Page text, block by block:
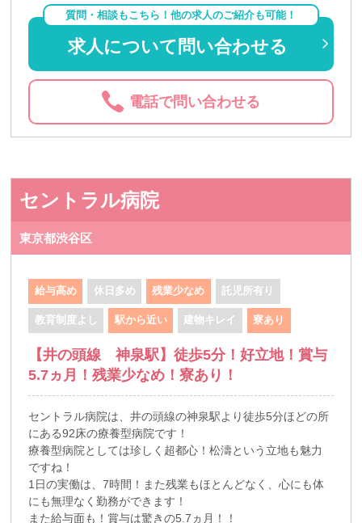
質問・相談もこちら！他の求人のご紹介も可能！
求人について問い合わせる
電話で問い合わせる
セントラル病院
東京都渋谷区
給与高め 休日多め 残業少なめ 託児所有り
教育制度よし 駅から近い 建物キレイ 寮あり
【井の頭線 神泉駅】徒歩5分！好立地！賞与
5.7ヵ月！残業少なめ！寮あり！
セントラル病院は、井の頭線の神泉駅より徒歩5分ほどの所
にある92床の療養型病院です！
療養型病院としては珍しく超都心！松濤という立地も魅力
ですね！
1日の実働は、7時間！また残業もほとんどなく、心にも体
にも無理なく勤務ができます！
また給与面も！賞与は驚きの5.7ヵ月！！